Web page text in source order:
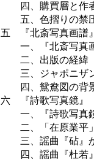
四、購買層と作
五、色摺りの禁
五 『北斎写真画譜
一、『北斎写真
二、出版の経緯
三、ジャポニザ
四、鴛鴦図の背
六 『詩歌写真鏡』
一、『詩歌写真
二、「在原業平
三、謡曲『砧』
四、謡曲『杜若』